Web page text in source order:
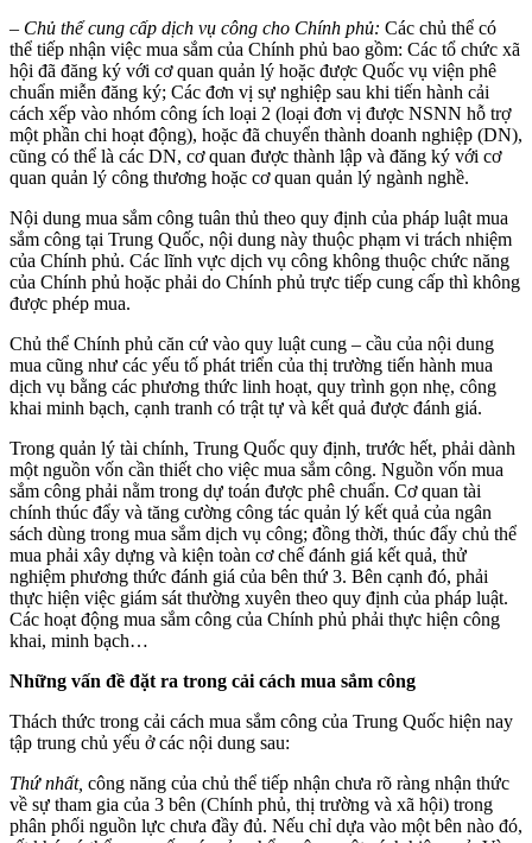
– Chủ thể cung cấp dịch vụ công cho Chính phủ: Các chủ thể có
thể tiếp nhận việc mua sắm của Chính phủ bao gồm: Các tổ chức xã
hội đã đăng ký với cơ quan quản lý hoặc được Quốc vụ viện phê
chuẩn miễn đăng ký; Các đơn vị sự nghiệp sau khi tiến hành cải
cách xếp vào nhóm công ích loại 2 (loại đơn vị được NSNN hỗ trợ
một phần chi hoạt động), hoặc đã chuyển thành doanh nghiệp (DN),
cũng có thể là các DN, cơ quan được thành lập và đăng ký với cơ
quan quản lý công thương hoặc cơ quan quản lý ngành nghề.
Nội dung mua sắm công tuân thủ theo quy định của pháp luật mua
sắm công tại Trung Quốc, nội dung này thuộc phạm vi trách nhiệm
của Chính phủ. Các lĩnh vực dịch vụ công không thuộc chức năng
của Chính phủ hoặc phải do Chính phủ trực tiếp cung cấp thì không
được phép mua.
Chủ thể Chính phủ căn cứ vào quy luật cung – cầu của nội dung
mua cũng như các yếu tố phát triển của thị trường tiến hành mua
dịch vụ bằng các phương thức linh hoạt, quy trình gọn nhẹ, công
khai minh bạch, cạnh tranh có trật tự và kết quả được đánh giá.
Trong quản lý tài chính, Trung Quốc quy định, trước hết, phải dành
một nguồn vốn cần thiết cho việc mua sắm công. Nguồn vốn mua
sắm công phải nằm trong dự toán được phê chuẩn. Cơ quan tài
chính thúc đẩy và tăng cường công tác quản lý kết quả của ngân
sách dùng trong mua sắm dịch vụ công; đồng thời, thúc đẩy chủ thể
mua phải xây dựng và kiện toàn cơ chế đánh giá kết quả, thử
nghiệm phương thức đánh giá của bên thứ 3. Bên cạnh đó, phải
thực hiện việc giám sát thường xuyên theo quy định của pháp luật.
Các hoạt động mua sắm công của Chính phủ phải thực hiện công
khai, minh bạch…
Những vấn đề đặt ra trong cải cách mua sắm công
Thách thức trong cải cách mua sắm công của Trung Quốc hiện nay
tập trung chủ yếu ở các nội dung sau:
Thứ nhất, công năng của chủ thể tiếp nhận chưa rõ ràng nhận thức
về sự tham gia của 3 bên (Chính phủ, thị trường và xã hội) trong
phân phối nguồn lực chưa đầy đủ. Nếu chỉ dựa vào một bên nào đó,